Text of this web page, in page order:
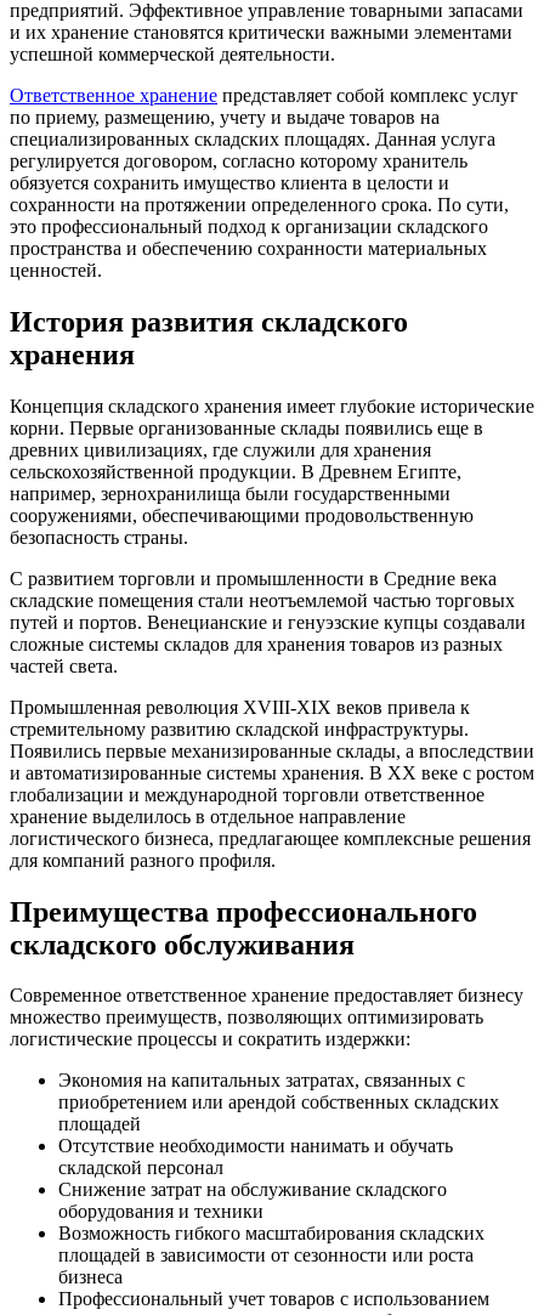
предприятий. Эффективное управление товарными запасами
и их хранение становятся критически важными элементами
успешной коммерческой деятельности.
Ответственное хранение представляет собой комплекс услуг
по приему, размещению, учету и выдаче товаров на
специализированных складских площадях. Данная услуга
регулируется договором, согласно которому хранитель
обязуется сохранить имущество клиента в целости и
сохранности на протяжении определенного срока. По сути,
это профессиональный подход к организации складского
пространства и обеспечению сохранности материальных
ценностей.
История развития складского
хранения
Концепция складского хранения имеет глубокие исторические
корни. Первые организованные склады появились еще в
древних цивилизациях, где служили для хранения
сельскохозяйственной продукции. В Древнем Египте,
например, зернохранилища были государственными
сооружениями, обеспечивающими продовольственную
безопасность страны.
С развитием торговли и промышленности в Средние века
складские помещения стали неотъемлемой частью торговых
путей и портов. Венецианские и генуэзские купцы создавали
сложные системы складов для хранения товаров из разных
частей света.
Промышленная революция XVIII-XIX веков привела к
стремительному развитию складской инфраструктуры.
Появились первые механизированные склады, а впоследствии
и автоматизированные системы хранения. В XX веке с ростом
глобализации и международной торговли ответственное
хранение выделилось в отдельное направление
логистического бизнеса, предлагающее комплексные решения
для компаний разного профиля.
Преимущества профессионального
складского обслуживания
Современное ответственное хранение предоставляет бизнесу
множество преимуществ, позволяющих оптимизировать
логистические процессы и сократить издержки:
Экономия на капитальных затратах, связанных с
приобретением или арендой собственных складских
площадей
Отсутствие необходимости нанимать и обучать
складской персонал
Снижение затрат на обслуживание складского
оборудования и техники
Возможность гибкого масштабирования складских
площадей в зависимости от сезонности или роста
бизнеса
Профессиональный учет товаров с использованием